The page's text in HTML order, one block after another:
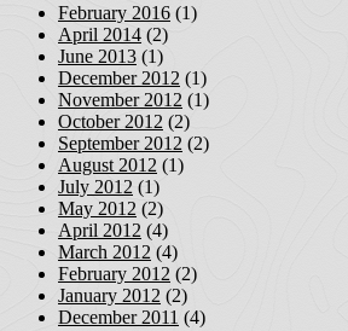
February 2016 (1)
April 2014 (2)
June 2013 (1)
December 2012 (1)
November 2012 (1)
October 2012 (2)
September 2012 (2)
August 2012 (1)
July 2012 (1)
May 2012 (2)
April 2012 (4)
March 2012 (4)
February 2012 (2)
January 2012 (2)
December 2011 (4)